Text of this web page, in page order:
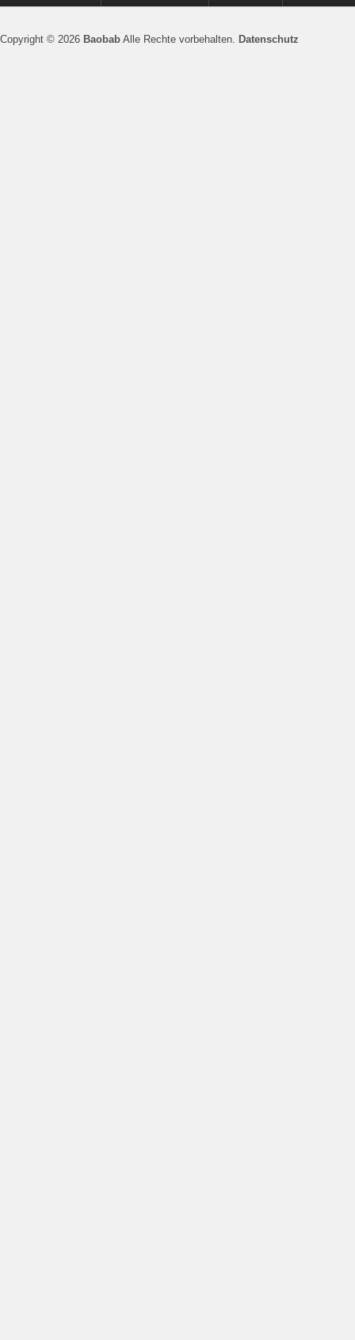
Copyright © 2026 Baobab Alle Rechte vorbehalten. Datenschutz